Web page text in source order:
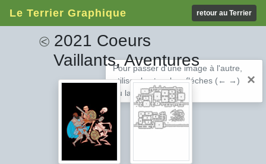
Le Terrier Graphique retour au Terrier
Pour passer d'une image à l'autre,
utilisez les touches fléches (← →)
ou la barre espace
×
⧀2021 Coeurs
Vaillants, Aventures